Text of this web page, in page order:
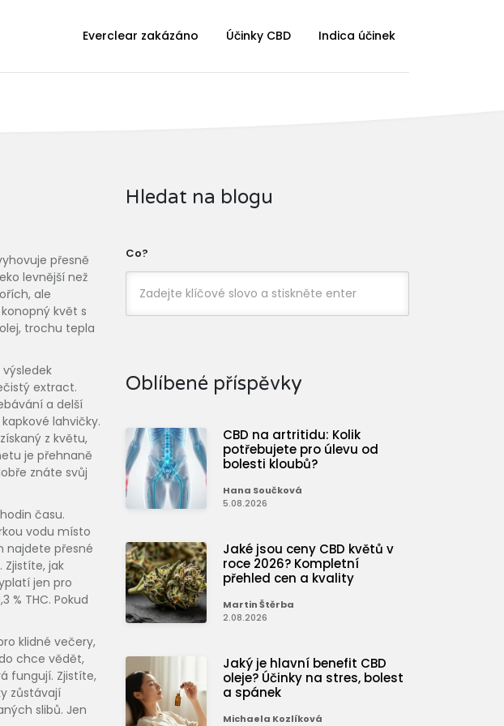
Everclear zakázáno Účinky CBD Indica účinek
přesně
levnější než
ale
květ s
trochu tepla
extract.
a delší
lahvičky.
z květu,
je přehnaně
znáte svůj
času.
vodu místo
najdete přesné
Zjistíte, jak
jen pro
% THC. Pokud
klidné večery,
chce vědět,
fungují. Zjistíte,
zůstávají
slibů. Jen
Hledat na blogu
Co?
Oblíbené příspěvky
CBD na artritidu: Kolik
potřebujete pro úlevu od
bolesti kloubů?
Hana Součková
5.08.2026
Jaké jsou ceny CBD květů v
roce 2026? Kompletní
přehled cen a kvality
Martin Štěrba
2.08.2026
Jaký je hlavní benefit CBD
oleje? Účinky na stres, bolest
a spánek
Michaela Kozlíková